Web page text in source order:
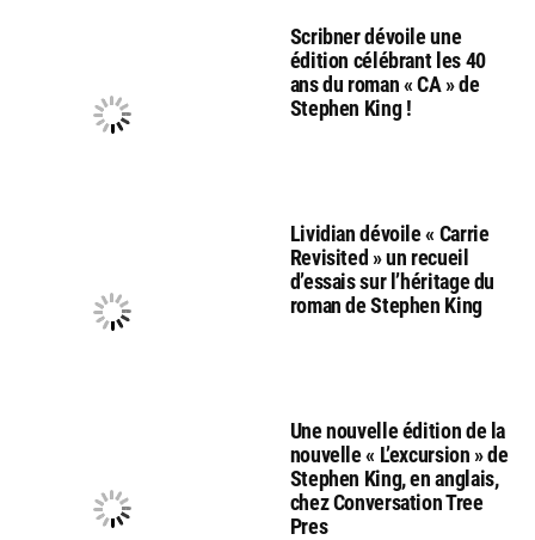
Scribner dévoile une
édition célébrant les 40
ans du roman « CA » de
Stephen King !
Lividian dévoile « Carrie
Revisited » un recueil
d’essais sur l’héritage du
roman de Stephen King
Une nouvelle édition de la
nouvelle « L’excursion » de
Stephen King, en anglais,
chez Conversation Tree
Pres